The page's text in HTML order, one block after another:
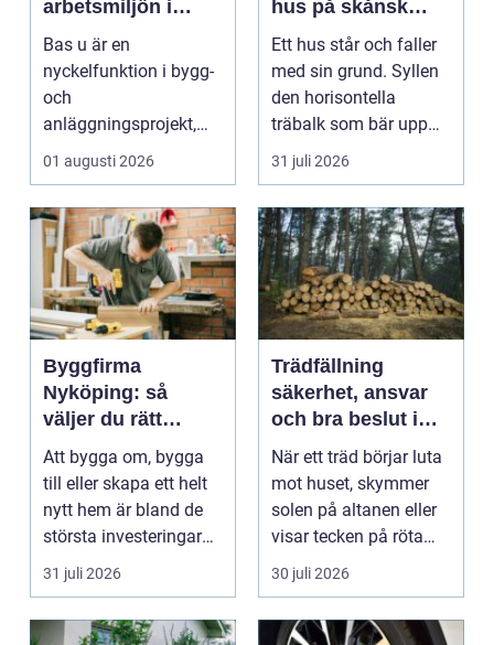
arbetsmiljön i
byggprojekt
Bas u är en
nyckelfunktion i bygg-
och
anläggningsprojekt,
med ansvar för att
arbetsm...
01 augusti 2026
hus på skånsk
mark
Ett hus står och faller
med sin grund. Syllen
den horisontella
träbalk som bär upp
väggarna mot pla...
31 juli 2026
Byggfirma
Nyköping: så
väljer du rätt
partner för ditt
projekt
Att bygga om, bygga
till eller skapa ett helt
nytt hem är bland de
största investeringar
m...
31 juli 2026
Trädfällning
säkerhet, ansvar
och bra beslut i
trädgården
När ett träd börjar luta
mot huset, skymmer
solen på altanen eller
visar tecken på röta
uppstår ofta...
30 juli 2026